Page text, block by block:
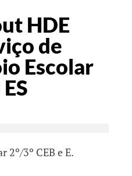
AUTHOR
BIOHDE
de
Escolar
2º/3º CEB e E.